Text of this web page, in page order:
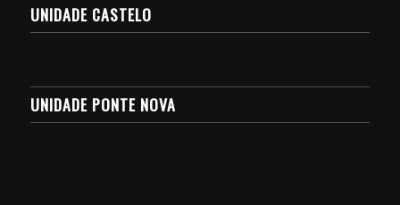
UNIDADE CASTELO
UNIDADE PONTE NOVA